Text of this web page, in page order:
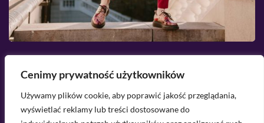
Cenimy prywatność użytkowników
Używamy plików cookie, aby poprawić jakość przeglądania,
wyświetlać reklamy lub treści dostosowane do
Jakie buty pasują do cygaretek? Przegląd
najlepszych modeli